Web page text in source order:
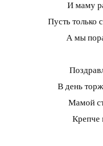
И маму
Пусть только
А мы
В день
Мамой
Крепче